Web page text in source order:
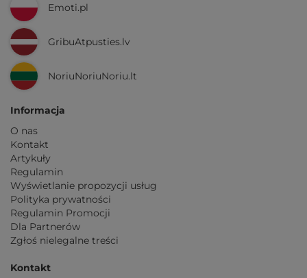
Emoti.pl
GribuAtpusties.lv
NoriuNoriuNoriu.lt
Informacja
O nas
Kontakt
Artykuły
Regulamin
Wyświetlanie propozycji usług
Polityka prywatności
Regulamin Promocji
Dla Partnerów
Zgłoś nielegalne treści
Kontakt